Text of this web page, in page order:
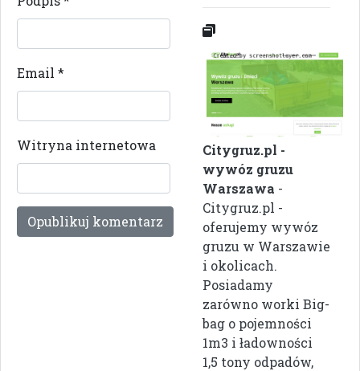
Email *
Witryna internetowa
Citygruz.pl -
wywóz gruzu
Warszawa -
Citygruz.pl -
oferujemy wywóz
gruzu w Warszawie
i okolicach.
Posiadamy
zarówno worki Big-
bag o pojemności
1m3 i ładowności
1,5 tony odpadów,